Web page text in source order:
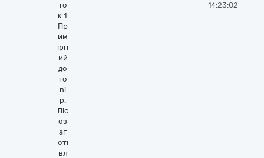
то
к 1.
Пр
им
ірн
ий
до
го
ві
р.
Ліс
оз
аг
оті
вл
14:23:02